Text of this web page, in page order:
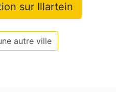
sur Illartein
autre ville